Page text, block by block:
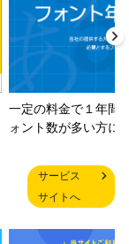
一定の料金で１年間
ォント数が多い方に
サービス
サイトへ